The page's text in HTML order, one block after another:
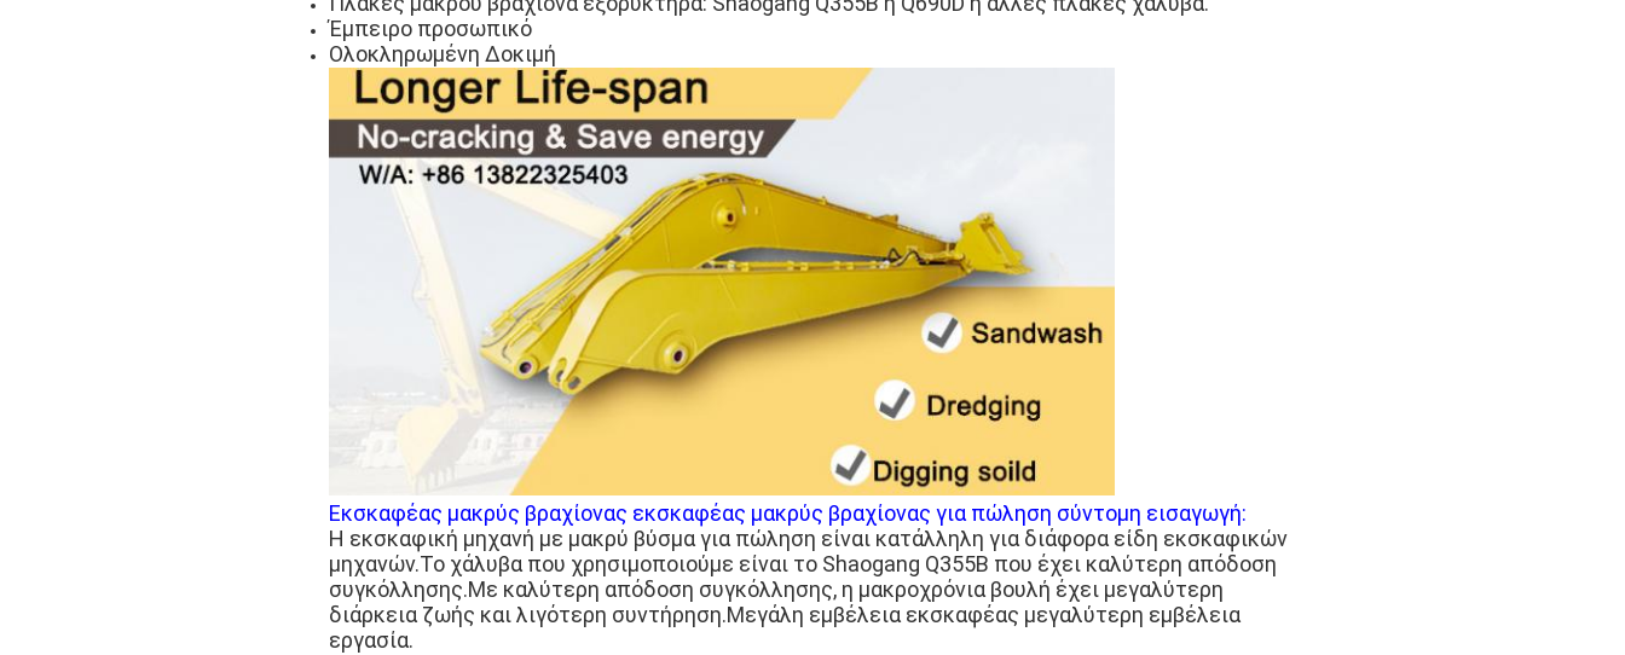
Έμπειρο προσωπικό
Ολοκληρωμένη Δοκιμή
Εκσκαφέας μακρύς βραχίονας εκσκαφέας μακρύς βραχίονας για πώληση σύντομη εισαγωγή:
Η εκσκαφική μηχανή με μακρύ βύσμα για πώληση είναι κατάλληλη για διάφορα είδη εκσκαφικών
μηχανών.Το χάλυβα που χρησιμοποιούμε είναι το Shaogang Q355B που έχει καλύτερη απόδοση
συγκόλλησης.Με καλύτερη απόδοση συγκόλλησης, η μακροχρόνια βουλή έχει μεγαλύτερη
διάρκεια ζωής και λιγότερη συντήρηση.Μεγάλη εμβέλεια εκσκαφέας μεγαλύτερη εμβέλεια
εργασία.